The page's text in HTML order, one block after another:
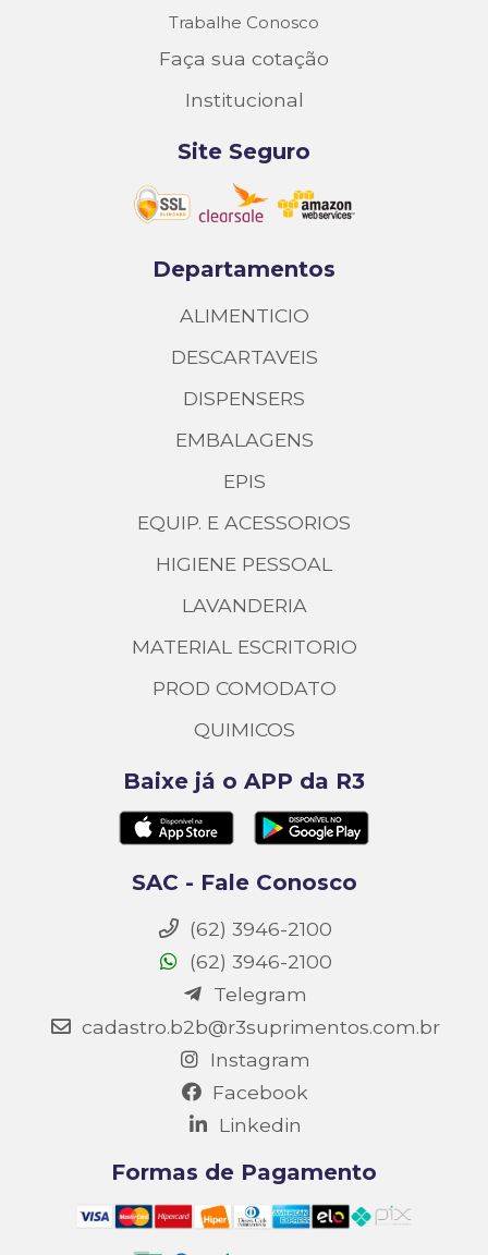
Trabalhe Conosco
Faça sua cotação
Institucional
Site Seguro
Departamentos
ALIMENTICIO
DESCARTAVEIS
DISPENSERS
EMBALAGENS
EPIS
EQUIP. E ACESSORIOS
HIGIENE PESSOAL
LAVANDERIA
MATERIAL ESCRITORIO
PROD COMODATO
QUIMICOS
Baixe já o APP da R3
SAC - Fale Conosco
(62) 3946-2100
(62) 3946-2100
Telegram
cadastro.b2b@r3suprimentos.com.br
Instagram
Facebook
Linkedin
Formas de Pagamento